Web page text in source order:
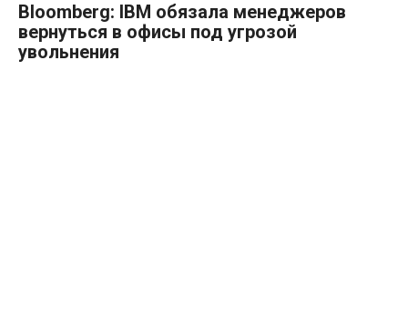
Bloomberg: IBM обязала менеджеров
вернуться в офисы под угрозой
увольнения